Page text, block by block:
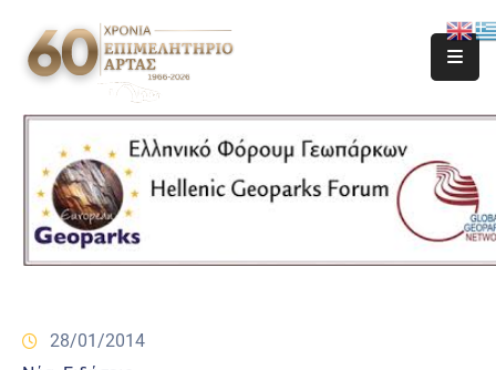
28/01/2014